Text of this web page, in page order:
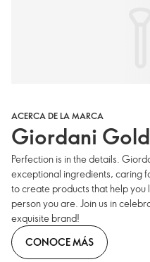
ACERCA DE LA MARCA
Giordani Gold
Perfection is in the details.
exceptional ingredients, caring
to create products that help
person you are. Join us in
exquisite brand!
CONOCE MÁS